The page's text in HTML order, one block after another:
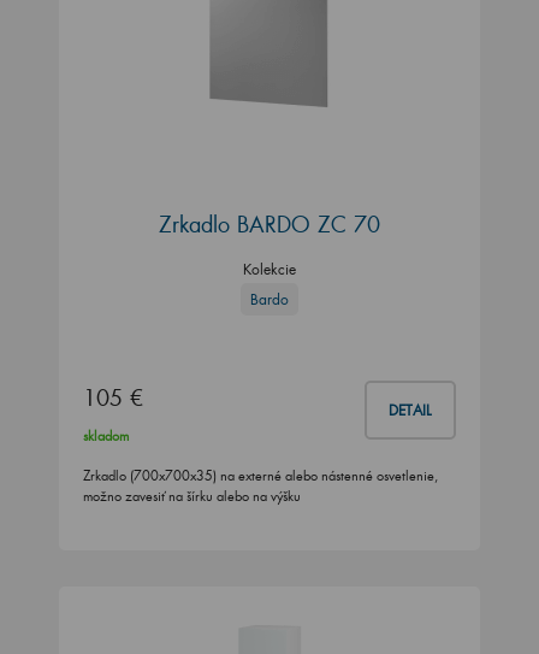
Zrkadlo BARDO ZC 70
Kolekcie
Bardo
105 € DETAIL
skladom
Zrkadlo (700x700x35) na externé alebo nástenné osvetlenie,
možno zavesiť na šírku alebo na výšku